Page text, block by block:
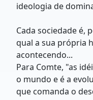
ideologia de
Cada sociedade é,
qual a sua própria
acontecendo...
Para Comte, "as
o mundo e é a
que comanda o